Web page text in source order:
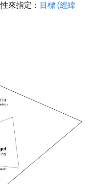
來指定： 目標 (經緯